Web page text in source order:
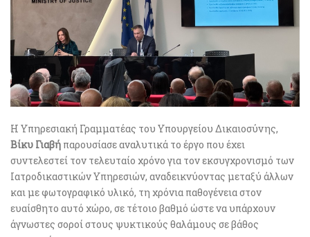
Η Υπηρεσιακή Γραμματέας του Υπουργείου Δικαιοσύνης,
Βίκυ Γιαβή παρουσίασε αναλυτικά το έργο που έχει
συντελεστεί τον τελευταίο χρόνο για τον εκσυγχρονισμό των
Ιατροδικαστικών Υπηρεσιών, αναδεικνύοντας μεταξύ άλλων
και με φωτογραφικό υλικό, τη χρόνια παθογένεια στον
ευαίσθητο αυτό χώρο, σε τέτοιο βαθμό ώστε να υπάρχουν
άγνωστες σοροί στους ψυκτικούς θαλάμους σε βάθος